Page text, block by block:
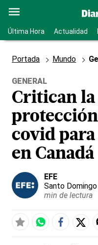
Última Hora Actualidad
Portada Mundo
GENERAL
Critican la
covid
en Canadá
EFE
Santo Domingo
min de lectura